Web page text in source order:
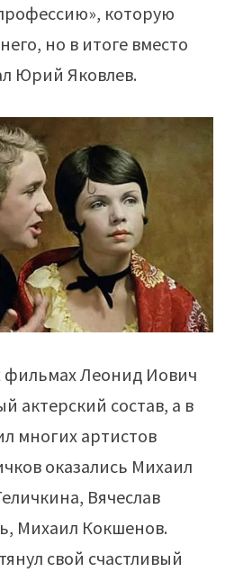
которую
но в итоге вместо
Юрий Яковлев.
фильмах Леонид Иович
актерский состав, а в
многих артистов
оказались Михаил
Вячеслав
Михаил Кокшенов.
свой счастливый